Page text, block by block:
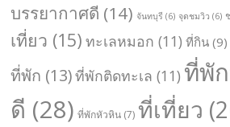
บรรยากาศดี (14) จันทบุรี (6) จุดชมวิว (6)
เที่ยว (15) ทะเลหมอก (11) ที่กิน (9)
ที่พัก (13)ที่พักติดทะเล (11) ที่พั
ดี (28) ที่พักหัวหิน (7) ที่เที่ยว